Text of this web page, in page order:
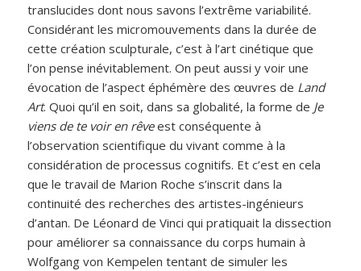
translucides dont nous savons l’extrême variabilité.
Considérant les micromouvements dans la durée de
cette création sculpturale, c’est à l’art cinétique que
l’on pense inévitablement. On peut aussi y voir une
évocation de l’aspect éphémère des œuvres de Land
Art. Quoi qu’il en soit, dans sa globalité, la forme de Je
viens de te voir en rêveest conséquente à
l’observation scientifique du vivant comme à la
considération de processus cognitifs. Et c’est en cela
que le travail de Marion Roche s’inscrit dans la
continuité des recherches des artistes-ingénieurs
d’antan. De Léonard de Vinci qui pratiquait la dissection
pour améliorer sa connaissance du corps humain à
Wolfgang von Kempelen tentant de simuler les